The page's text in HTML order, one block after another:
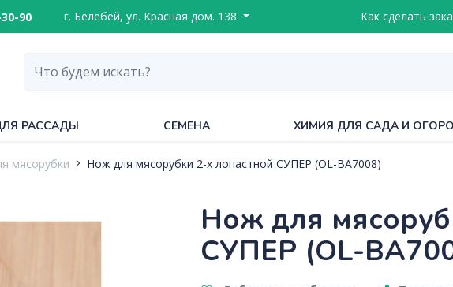
90 г. Белебей, ул. Красная дом. 138 Как сделать
РАССАДЫ СЕМЕНА ХИМИЯ ДЛЯ САДА И
мясорубки Нож для мясорубки 2-х лопастной СУПЕР (OL-BA7008)
Нож для
СУПЕР (OL-